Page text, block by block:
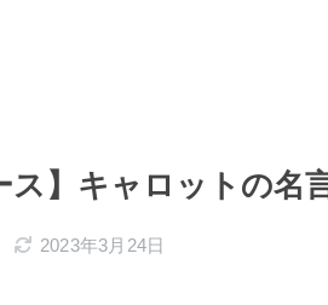
ス】キャロットの名
2023年3月24日